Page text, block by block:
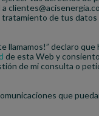
de tus datos
llamamos!” declaro
de esta Web y
de mi consulta o
que